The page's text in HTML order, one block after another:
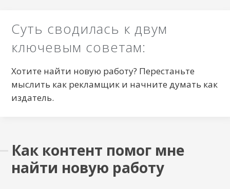
Суть сводилась к двум
ключевым советам:
Хотите найти новую работу? Перестаньте
мыслить как рекламщик и начните думать как
издатель.
Как контент помог мне
найти новую работу